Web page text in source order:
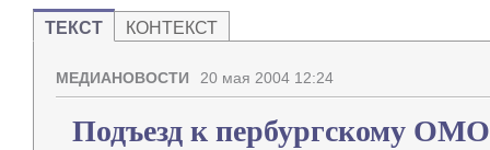
ТЕКСТ КОНТЕКСТ
МЕДИАНОВОСТИ 20 мая 2004 12:24
Подъезд к пербургскому